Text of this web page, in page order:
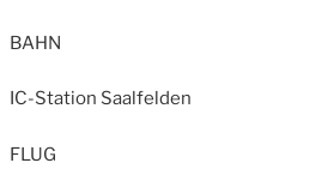
BAHN
IC-Station Saalfelden
FLUG